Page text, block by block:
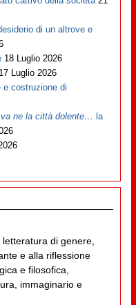
di un altrove e
18 Luglio 2026
17 Luglio 2026
e costruzione di
ne la città dolente… la
di genere,
e alla riflessione
e filosofica,
immaginario e